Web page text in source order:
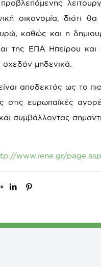
οικονομία, διότι
καθώς και η
της ΕΠΑ Ηπείρου
σχεδόν μηδενικά.
αποδεκτός ως το
στις ευρωπαϊκές
συμβάλλοντας
www.iene.gr/